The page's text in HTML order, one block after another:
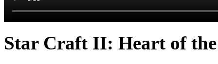
Star Craft II: Heart of